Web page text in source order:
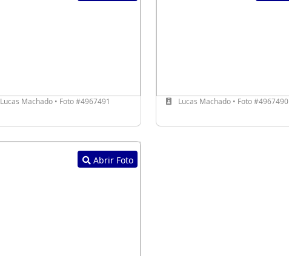
Lucas Machado • Foto #4967491 Lucas Machado • Foto #4967490
Abrir Foto